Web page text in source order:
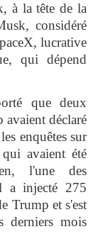
à la tête de la
considéré
lucrative
qui dépend
que deux
avaient déclaré
enquêtes sur
avaient été
l'une des
a injecté 275
Trump et s'est
derniers mois